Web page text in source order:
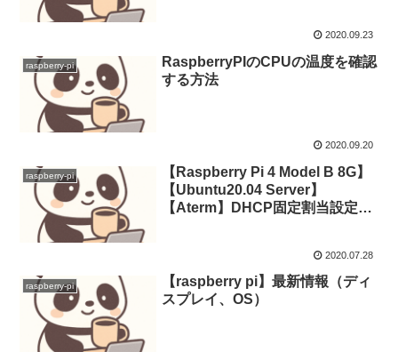
2020.09.23
raspberry-pi
RaspberryPIのCPUの温度を確認
する方法
2020.09.20
raspberry-pi
【Raspberry Pi 4 Model B 8G】
【Ubuntu20.04 Server】
【Aterm】DHCP固定割当設定の
2020.07.28
raspberry-pi
【raspberry pi】最新情報（ディ
スプレイ、OS）